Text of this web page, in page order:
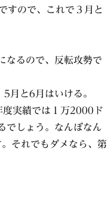
すので、これで３月と
なるので、反転攻勢で
月と6月はいける。
度実績では１万2000ド
でしょう。なんぼなん
それでもダメなら、第